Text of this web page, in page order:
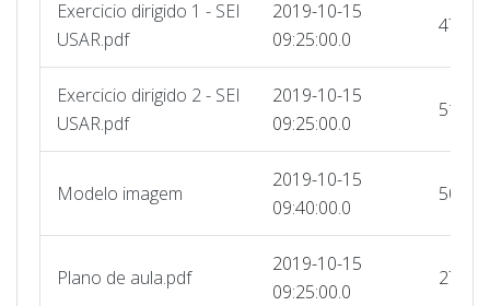
Exercicio dirigido 1 - SEI
USAR.pdf
2019-10-15
09:25:00.0
Exercicio dirigido 2 - SEI
USAR.pdf
2019-10-15
09:25:00.0
Modelo imagem
2019-10-15
09:40:00.0
50909
Plano de aula.pdf
2019-10-15
09:25:00.0